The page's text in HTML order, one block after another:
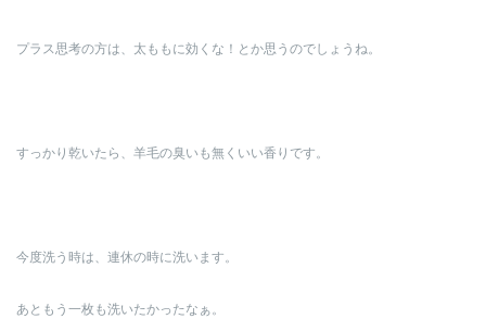
プラス思考の方は、太ももに効くな！とか思うのでしょうね。
すっかり乾いたら、羊毛の臭いも無くいい香りです。
今度洗う時は、連休の時に洗います。
あともう一枚も洗いたかったなぁ。